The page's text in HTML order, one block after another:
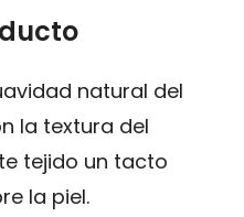
natural del
la textura del
tejido un tacto
la piel.